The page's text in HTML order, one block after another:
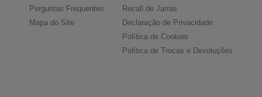
Perguntas Frequentes
Mapa do Site
Recall de Jarras
Declaração de Privacidade
Política de Cookies
Política de Trocas e Devoluções